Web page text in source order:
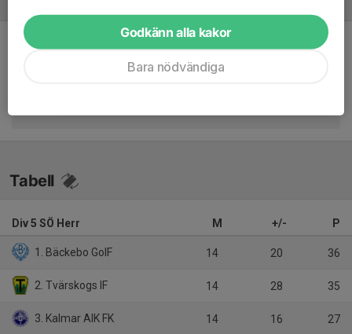
Tabell
Div 5 SÖ Herr M +/- P
1. Bäckebo GoIF 14 20 36
2. Tvärskogs IF 14 28 35
3. Kalmar AIK FK 14 16 27
Godkänn alla kakor
Bara nödvändiga